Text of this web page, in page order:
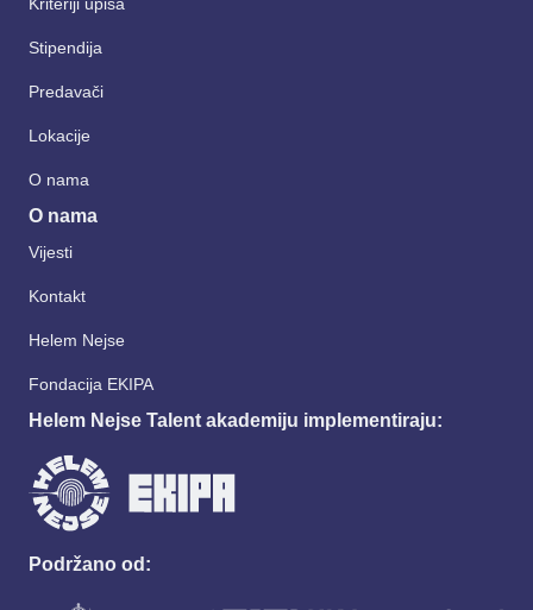
Stipendija
Predavači
Lokacije
O nama
O nama
Vijesti
Kontakt
Helem Nejse
Fondacija EKIPA
Helem Nejse Talent akademiju implementiraju:
Podržano od: